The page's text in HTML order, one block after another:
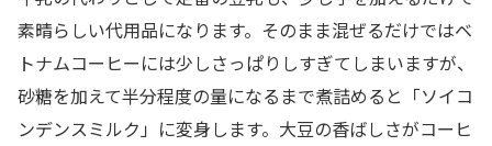
素晴らしい代用品になります。そのまま混ぜるだけではベ
トナムコーヒーには少しさっぱりしすぎてしまいますが、
砂糖を加えて半分程度の量になるまで煮詰めると「ソイコ
ンデンスミルク」に変身します。大豆の香ばしさがコーヒ